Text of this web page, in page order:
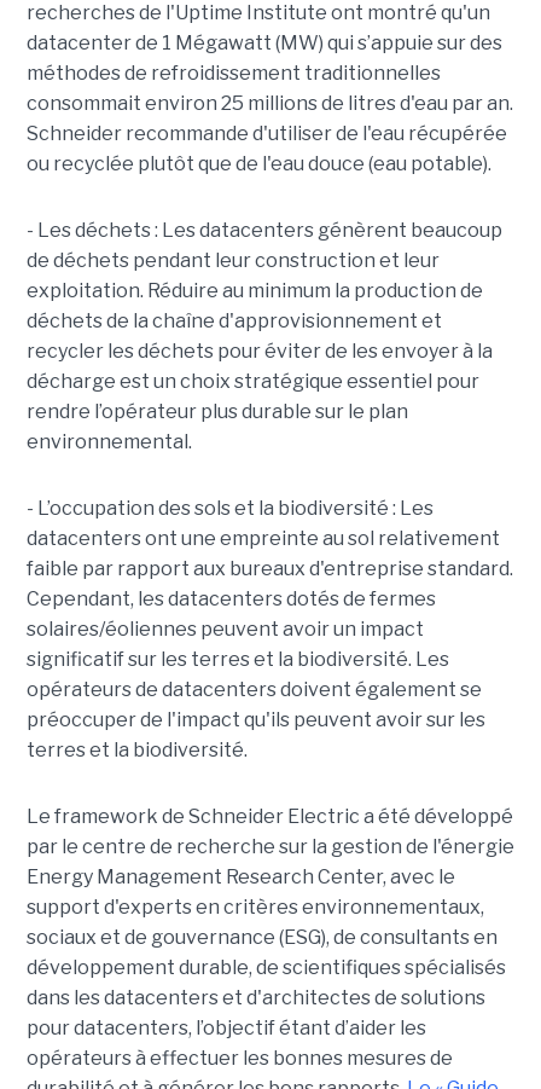
recherches de l'Uptime Institute ont montré qu'un
datacenter de 1 Mégawatt (MW) qui s’appuie sur des
méthodes de refroidissement traditionnelles
consommait environ 25 millions de litres d'eau par an.
Schneider recommande d'utiliser de l'eau récupérée
ou recyclée plutôt que de l'eau douce (eau potable).
- Les déchets : Les datacenters génèrent beaucoup
de déchets pendant leur construction et leur
exploitation. Réduire au minimum la production de
déchets de la chaîne d'approvisionnement et
recycler les déchets pour éviter de les envoyer à la
décharge est un choix stratégique essentiel pour
rendre l’opérateur plus durable sur le plan
environnemental.
- L’occupation des sols et la biodiversité : Les
datacenters ont une empreinte au sol relativement
faible par rapport aux bureaux d'entreprise standard.
Cependant, les datacenters dotés de fermes
solaires/éoliennes peuvent avoir un impact
significatif sur les terres et la biodiversité. Les
opérateurs de datacenters doivent également se
préoccuper de l'impact qu'ils peuvent avoir sur les
terres et la biodiversité.
Le framework de Schneider Electric a été développé
par le centre de recherche sur la gestion de l'énergie
Energy Management Research Center, avec le
support d'experts en critères environnementaux,
sociaux et de gouvernance (ESG), de consultants en
développement durable, de scientifiques spécialisés
dans les datacenters et d'architectes de solutions
pour datacenters, l’objectif étant d’aider les
opérateurs à effectuer les bonnes mesures de